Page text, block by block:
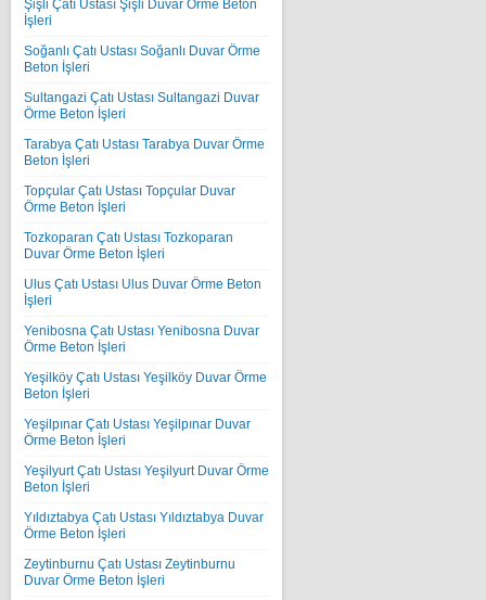
Şişli Çatı Ustası Şişli Duvar Örme Beton
İşleri
Soğanlı Çatı Ustası Soğanlı Duvar Örme
Beton İşleri
Sultangazi Çatı Ustası Sultangazi Duvar
Örme Beton İşleri
Tarabya Çatı Ustası Tarabya Duvar Örme
Beton İşleri
Topçular Çatı Ustası Topçular Duvar
Örme Beton İşleri
Tozkoparan Çatı Ustası Tozkoparan
Duvar Örme Beton İşleri
Ulus Çatı Ustası Ulus Duvar Örme Beton
İşleri
Yenibosna Çatı Ustası Yenibosna Duvar
Örme Beton İşleri
Yeşilköy Çatı Ustası Yeşilköy Duvar Örme
Beton İşleri
Yeşilpınar Çatı Ustası Yeşilpınar Duvar
Örme Beton İşleri
Yeşilyurt Çatı Ustası Yeşilyurt Duvar Örme
Beton İşleri
Yıldıztabya Çatı Ustası Yıldıztabya Duvar
Örme Beton İşleri
Zeytinburnu Çatı Ustası Zeytinburnu
Duvar Örme Beton İşleri